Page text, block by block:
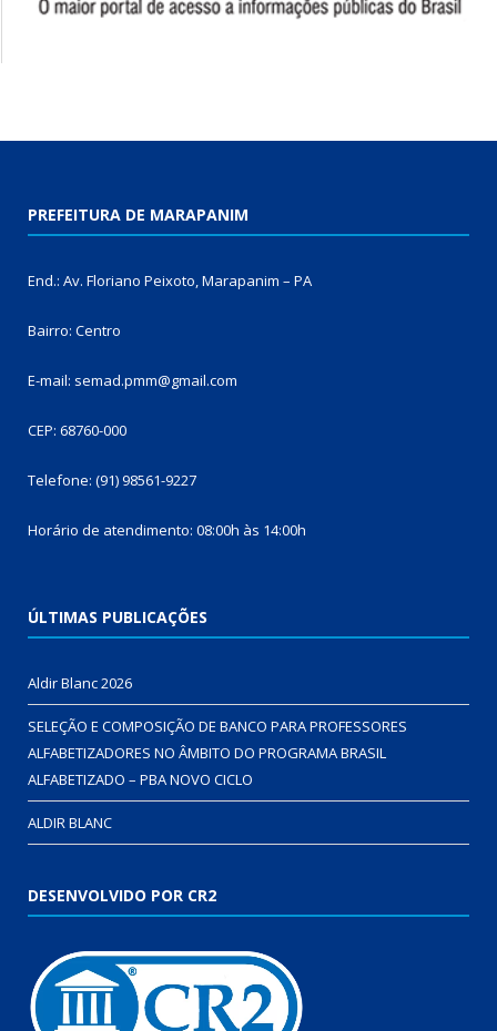
PREFEITURA DE MARAPANIM
End.: Av. Floriano Peixoto, Marapanim – PA
Bairro: Centro
E-mail: semad.pmm@gmail.com
CEP: 68760-000
Telefone: (91) 98561-9227
Horário de atendimento: 08:00h às 14:00h
ÚLTIMAS PUBLICAÇÕES
Aldir Blanc 2026
SELEÇÃO E COMPOSIÇÃO DE BANCO PARA PROFESSORES
ALFABETIZADORES NO ÂMBITO DO PROGRAMA BRASIL
ALFABETIZADO – PBA NOVO CICLO
ALDIR BLANC
DESENVOLVIDO POR CR2